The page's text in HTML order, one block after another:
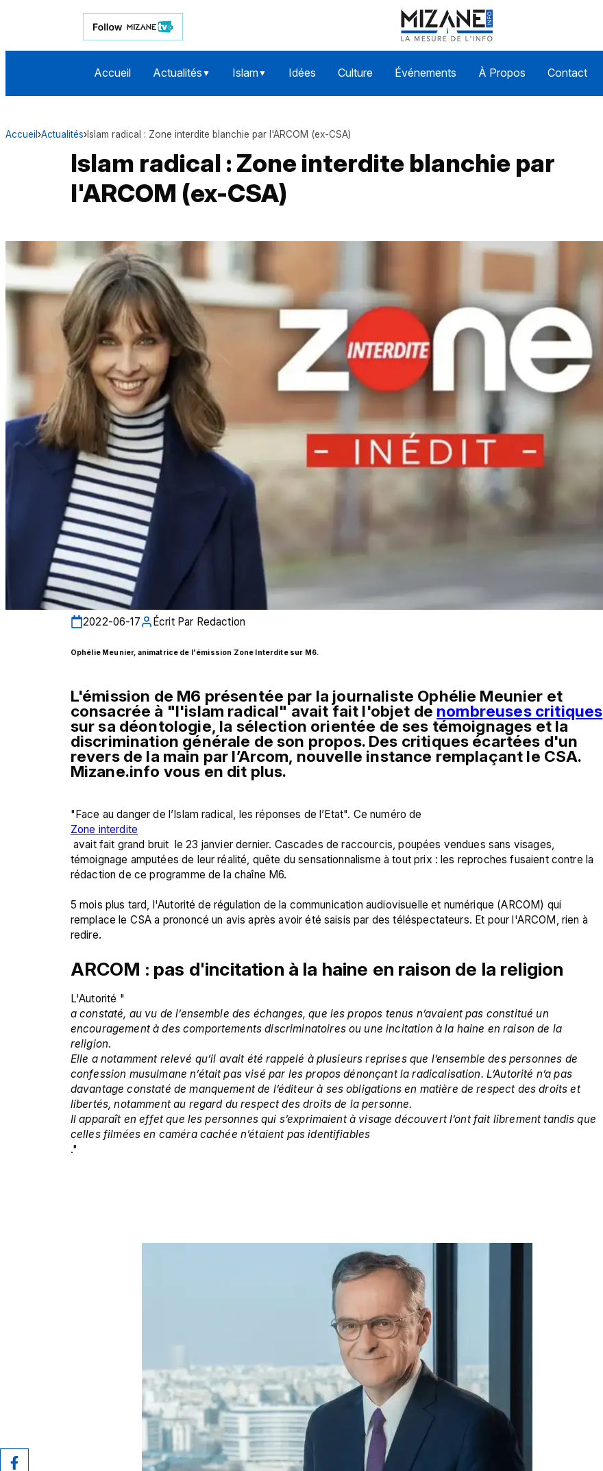
Accueil Actualités ▼ Islam▼ Idées Culture Événements À Propos Contact
Accueil ›Actualités›Islam radical : Zone interdite blanchie par l'ARCOM (ex-CSA)
Islam radical : Zone interdite blanchie par
l'ARCOM (ex-CSA)
2022-06-17 Écrit Par Redaction
Ophélie Meunier, animatrice de l'émission Zone Interdite sur M6.
L'émission de M6 présentée par la journaliste Ophélie Meunier et
consacrée à "l'islam radical" avait fait l'objet de nombreuses critiques
sur sa déontologie, la sélection orientée de ses témoignages et la
discrimination générale de son propos. Des critiques écartées d'un
revers de la main par l’Arcom, nouvelle instance remplaçant le CSA.
Mizane.info vous en dit plus.
"Face au danger de l’Islam radical, les réponses de l’Etat". Ce numéro de
Zone interdite
avait fait grand bruit  le 23 janvier dernier. Cascades de raccourcis, poupées vendues sans visages,
témoignage amputées de leur réalité, quête du sensationnalisme à tout prix : les reproches fusaient contre la
rédaction de ce programme de la chaîne M6.
5 mois plus tard, l'Autorité de régulation de la communication audiovisuelle et numérique (ARCOM) qui
remplace le CSA a prononcé un avis après avoir été saisis par des téléspectateurs. Et pour l'ARCOM, rien à
ARCOM : pas d'incitation à la haine en raison de la religion
L'Autorité "
a constaté, au vu de l’ensemble des échanges, que les propos tenus n’avaient pas constitué un
encouragement à des comportements discriminatoires ou une incitation à la haine en raison de la
religion.
Elle a notamment relevé qu’il avait été rappelé à plusieurs reprises que l’ensemble des personnes de
confession musulmane n’était pas visé par les propos dénonçant la radicalisation. L’Autorité n’a pas
davantage constaté de manquement de l’éditeur à ses obligations en matière de respect des droits et
libertés, notamment au regard du respect des droits de la personne.
Il apparaît en effet que les personnes qui s’exprimaient à visage découvert l’ont fait librement tandis que
celles filmées en caméra cachée n’étaient pas identifiables
."